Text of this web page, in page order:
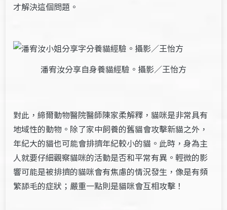
才解決這個問題。
潘宥汝分享自身養貓經驗。攝影／王怡方
對此，締爾動物醫院醫師陳家柔解釋，貓咪是非常具有
地域性的動物。除了家中飼養的舊貓會攻擊新貓之外，
年紀大的貓也可能會排擠年紀較小的貓。此時，身為主
人就要仔細觀察貓咪的活動是否和平常有異。輕微的影
響可能是被排擠的貓咪會有焦慮的情況發生，像是有頻
繁舔毛的症狀；嚴重一點則是貓咪會互相攻擊！